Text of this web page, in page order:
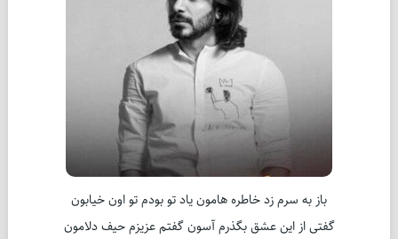
باز به سرم زد خاطره هامون یاد تو بودم تو اون خیابون
گفتی از این عشق بگذرم آسون گفتم عزیزم حیف دلامون